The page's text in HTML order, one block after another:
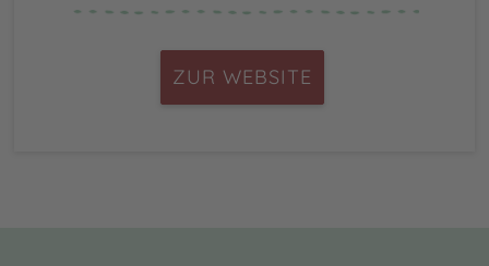
ZUR WEBSITE